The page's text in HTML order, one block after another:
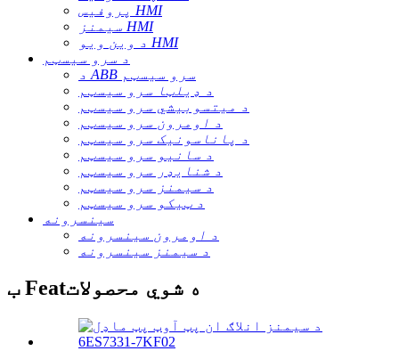
پروفیس HMI
سیمنز HMI
د وین ویو HMI
د سرو سیسټم
د ABB سرو سیسټم
د ډیلټا سرو سیسټم
د میتسوبیشي سرو سیسټم
د اومرون سرو سیسټم
د پاناسونیک سرو سیسټم
د سانیو سرو سیسټم
د شنایډر سرو سیسټم
د سیمنز سرو سیسټم
د ټیکو سرو سیسټم
سینسرونه
د اومرون سینسرونه
د سیمنز سینسرونه
ب Featه شوي محصولات